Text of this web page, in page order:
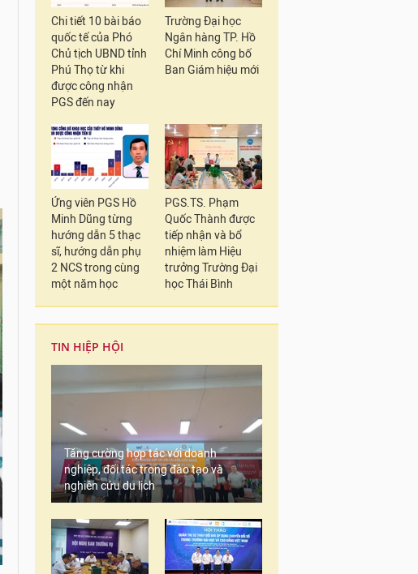
Chi tiết 10 bài báo
quốc tế của Phó
Chủ tịch UBND tỉnh
Phú Thọ từ khi
được công nhận
PGS đến nay
Trường Đại học
Ngân hàng TP. Hồ
Chí Minh công bố
Ban Giám hiệu mới
Ứng viên PGS Hồ
Minh Dũng từng
hướng dẫn 5 thạc
sĩ, hướng dẫn phụ
2 NCS trong cùng
một năm học
PGS.TS. Phạm
Quốc Thành được
tiếp nhận và bổ
nhiệm làm Hiệu
trưởng Trường Đại
học Thái Bình
TIN HIỆP HỘI
Tăng cường hợp tác với doanh
nghiệp, đối tác trong đào tạo và
nghiên cứu du lịch